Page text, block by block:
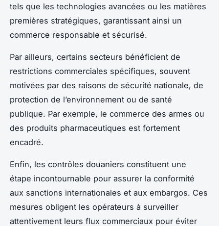
tels que les technologies avancées ou les matières
premières stratégiques, garantissant ainsi un
commerce responsable et sécurisé.
Par ailleurs, certains secteurs bénéficient de
restrictions commerciales spécifiques, souvent
motivées par des raisons de sécurité nationale, de
protection de l’environnement ou de santé
publique. Par exemple, le commerce des armes ou
des produits pharmaceutiques est fortement
encadré.
Enfin, les contrôles douaniers constituent une
étape incontournable pour assurer la conformité
aux sanctions internationales et aux embargos. Ces
mesures obligent les opérateurs à surveiller
attentivement leurs flux commerciaux pour éviter